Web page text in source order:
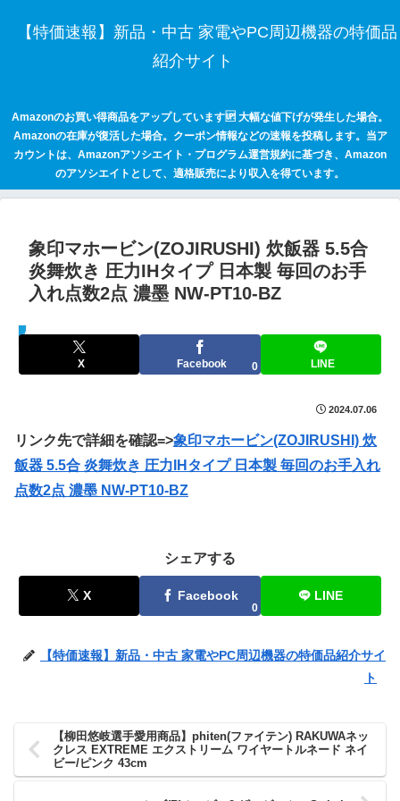
【特価速報】新品・中古 家電やPC周辺機器の特価品
紹介サイト
Amazonのお買い得商品をアップしています🆙 大幅な値下げが発生した場合。
Amazonの在庫が復活した場合。クーポン情報などの速報を投稿します。当ア
カウントは、Amazonアソシエイト・プログラム運営規約に基づき、Amazon
のアソシエイトとして、適格販売により収入を得ています。
象印マホービン(ZOJIRUSHI) 炊飯器 5.5合
炎舞炊き 圧力IHタイプ 日本製 毎回のお手
入れ点数2点 濃墨 NW-PT10-BZ
セールハンター 激安情報まとめサイト
X Facebook 0 LINE
2024.07.06
リンク先で詳細を確認=>象印マホービン(ZOJIRUSHI) 炊
飯器 5.5合 炎舞炊き 圧力IHタイプ 日本製 毎回のお手入れ
点数2点 濃墨 NW-PT10-BZ
シェアする
X Facebook
0
LINE
【特価速報】新品・中古 家電やPC周辺機器の特価品紹介サイ
ト
【柳田悠岐選手愛用商品】phiten(ファイテン) RAKUWAネッ
クレス EXTREME エクストリーム ワイヤートルネード ネイ
ビー/ピンク 43cm